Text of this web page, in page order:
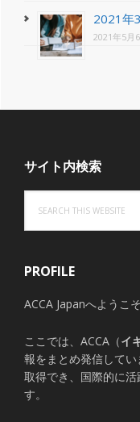
2021年
2021年5月
サイト内検索
this
website
PROFILE
ACCA Japanへようこ
ここでは、ACCA（イ
報をまとめ発信して
取得でき、国際的に
す。